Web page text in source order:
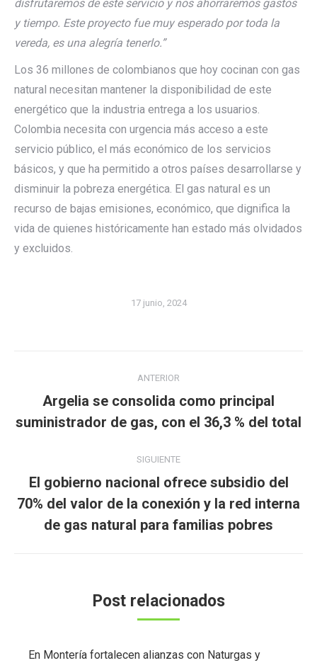
disfrutaremos de este servicio y nos ahorraremos gastos
y tiempo. Este proyecto fue muy esperado por toda la
vereda, es una alegría tenerlo.”
Los 36 millones de colombianos que hoy cocinan con gas
natural necesitan mantener la disponibilidad de este
energético que la industria entrega a los usuarios.
Colombia necesita con urgencia más acceso a este
servicio público, el más económico de los servicios
básicos, y que ha permitido a otros países desarrollarse y
disminuir la pobreza energética. El gas natural es un
recurso de bajas emisiones, económico, que dignifica la
vida de quienes históricamente han estado más olvidados
y excluidos.
17 junio, 2024
entre
publicaciones
ANTERIOR
Publicación
anterior:
Argelia se consolida como principal
suministrador de gas, con el 36,3 % del total
SIGUIENTE
Publicación
siguiente:
El gobierno nacional ofrece subsidio del
70% del valor de la conexión y la red interna
de gas natural para familias pobres
Post relacionados
En Montería fortalecen alianzas con Naturgas y